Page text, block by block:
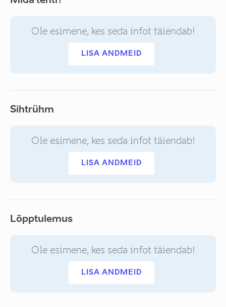
Ole esimene, kes seda infot täiendab!
LISA ANDMEID
Sihtrühm
Ole esimene, kes seda infot täiendab!
LISA ANDMEID
Lõpptulemus
Ole esimene, kes seda infot täiendab!
LISA ANDMEID